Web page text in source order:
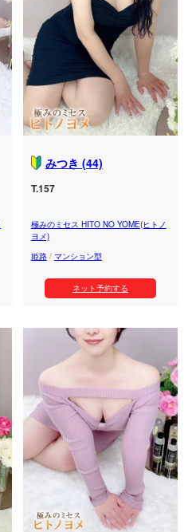
みつき (44)
T.157
極みのミセス HITO NO YOME(ヒトノ
ヨメ)
姫路/ マンション型
ネット予約する